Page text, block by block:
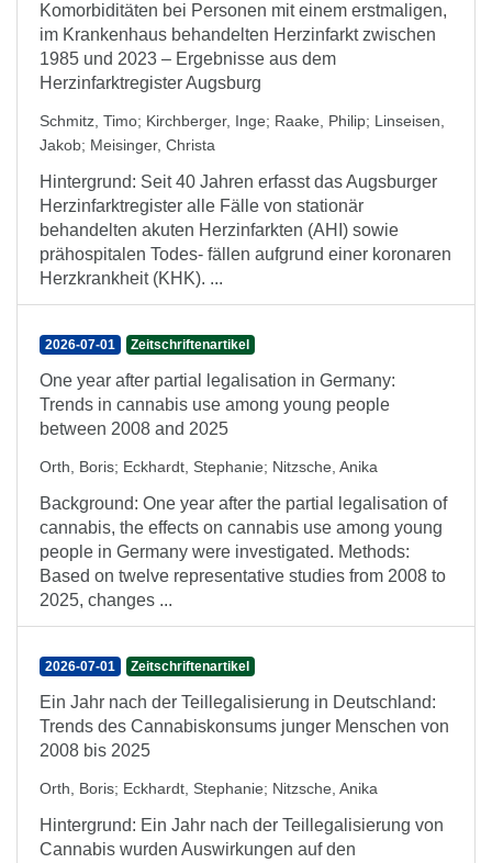
Komorbiditäten bei Personen mit einem erstmaligen,
im Krankenhaus behandelten Herzinfarkt zwischen
1985 und 2023 – Ergebnisse aus dem
Herzinfarktregister Augsburg
Schmitz, Timo; Kirchberger, Inge; Raake, Philip; Linseisen,
Jakob; Meisinger, Christa
Hintergrund: Seit 40 Jahren erfasst das Augsburger
Herzinfarktregister alle Fälle von stationär
behandelten akuten Herzinfarkten (AHI) sowie
prähospitalen Todes- fällen aufgrund einer koronaren
Herzkrankheit (KHK). ...
2026-07-01 Zeitschriftenartikel
One year after partial legalisation in Germany:
Trends in cannabis use among young people
between 2008 and 2025
Orth, Boris; Eckhardt, Stephanie; Nitzsche, Anika
Background: One year after the partial legalisation of
cannabis, the effects on cannabis use among young
people in Germany were investigated. Methods:
Based on twelve representative studies from 2008 to
2025, changes ...
2026-07-01 Zeitschriftenartikel
Ein Jahr nach der Teillegalisierung in Deutschland:
Trends des Cannabiskonsums junger Menschen von
2008 bis 2025
Orth, Boris; Eckhardt, Stephanie; Nitzsche, Anika
Hintergrund: Ein Jahr nach der Teillegalisierung von
Cannabis wurden Auswirkungen auf den